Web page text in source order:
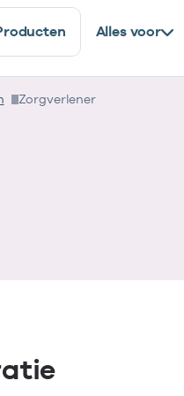
Alles voor
Zorgverlener